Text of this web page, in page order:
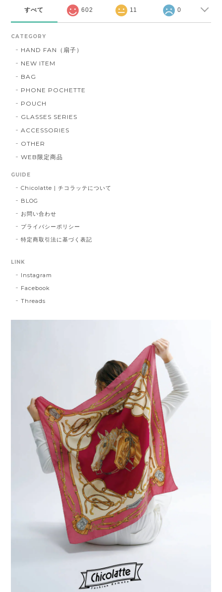
すべて 602 11 0
CATEGORY
HAND FAN（扇子）
NEW ITEM
BAG
PHONE POCHETTE
POUCH
GLASSES SERIES
ACCESSORIES
OTHER
WEB限定商品
GUIDE
Chicolatte | チコラッテについて
BLOG
お問い合わせ
プライバシーポリシー
特定商取引法に基づく表記
LINK
Instagram
Facebook
Threads